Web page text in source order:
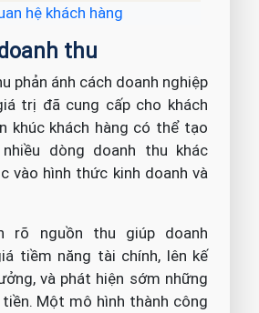
hệ khách hàng
thu
phản ánh cách doanh nghiệp
trị đã cung cấp cho khách
khúc khách hàng có thể tạo
dòng doanh thu khác
vào hình thức kinh doanh và
rõ nguồn thu giúp doanh
tiềm năng tài chính, lên kế
và phát hiện sớm những
Một mô hình thành công